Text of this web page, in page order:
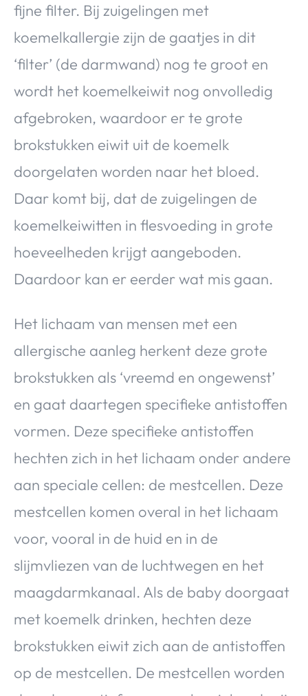
fijne filter. Bij zuigelingen met
koemelkallergie zijn de gaatjes in dit
‘filter’ (de darmwand) nog te groot en
wordt het koemelkeiwit nog onvolledig
afgebroken, waardoor er te grote
brokstukken eiwit uit de koemelk
doorgelaten worden naar het bloed.
Daar komt bij, dat de zuigelingen de
koemelkeiwitten in flesvoeding in grote
hoeveelheden krijgt aangeboden.
Daardoor kan er eerder wat mis gaan.
Het lichaam van mensen met een
allergische aanleg herkent deze grote
brokstukken als ‘vreemd en ongewenst’
en gaat daartegen specifieke antistoffen
vormen. Deze specifieke antistoffen
hechten zich in het lichaam onder andere
aan speciale cellen: de mestcellen. Deze
mestcellen komen overal in het lichaam
voor, vooral in de huid en in de
slijmvliezen van de luchtwegen en het
maagdarmkanaal. Als de baby doorgaat
met koemelk drinken, hechten deze
brokstukken eiwit zich aan de antistoffen
op de mestcellen. De mestcellen worden